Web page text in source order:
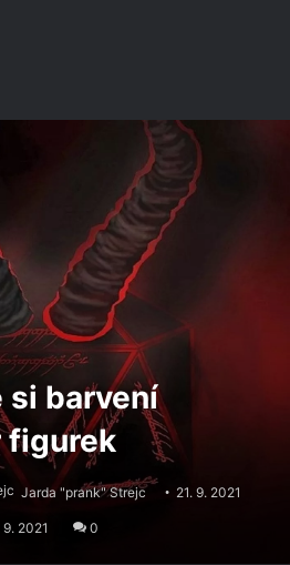
barvení
figurek
Jarda "prank" Strejc 21. 9. 2021
2021 0